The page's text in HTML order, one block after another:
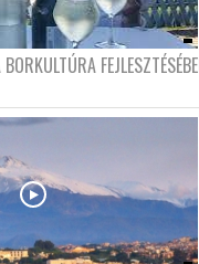
BORKULTÚRA